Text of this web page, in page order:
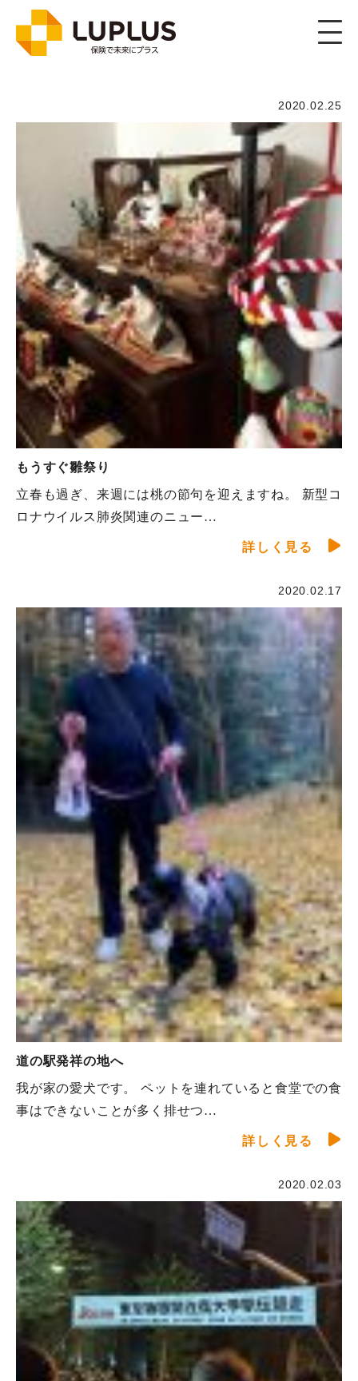
2020.02.25
もうすぐ雛祭り
立春も過ぎ、来週には桃の節句を迎えますね。 新型コ
ロナウイルス肺炎関連のニュー…
詳しく見る
2020.02.17
道の駅発祥の地へ
我が家の愛犬です。 ペットを連れていると食堂での食
事はできないことが多く排せつ…
詳しく見る
2020.02.03